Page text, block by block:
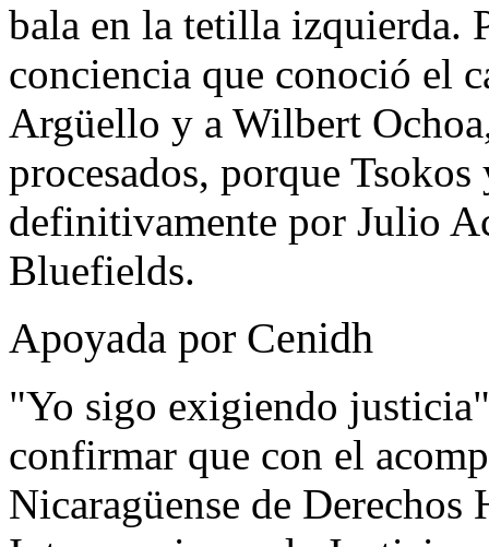
bala en la tetilla izquierda.
conciencia que conoció el
Argüello y a Wilbert
procesados, porque
definitivamente por Julio
Bluefields.
Apoyada por Cenidh
"Yo sigo exigiendo
confirmar que con el
Nicaragüense de